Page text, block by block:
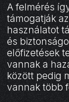
A felmérés
támogatják
használatot
és
előfizetések
vannak a
között pedig
vannak több